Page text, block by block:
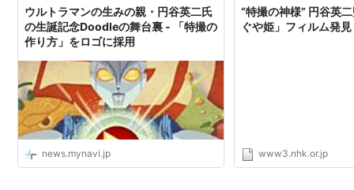
ウルトラマンの生みの親・円谷英二氏
の生誕記念Doodleの舞台裏 - 「特撮の
作り方」をロゴに採用
news.mynavi.jp
“特撮の神様” 円谷英
ぐや姫」フィルム発
www3.nhk.or.jp